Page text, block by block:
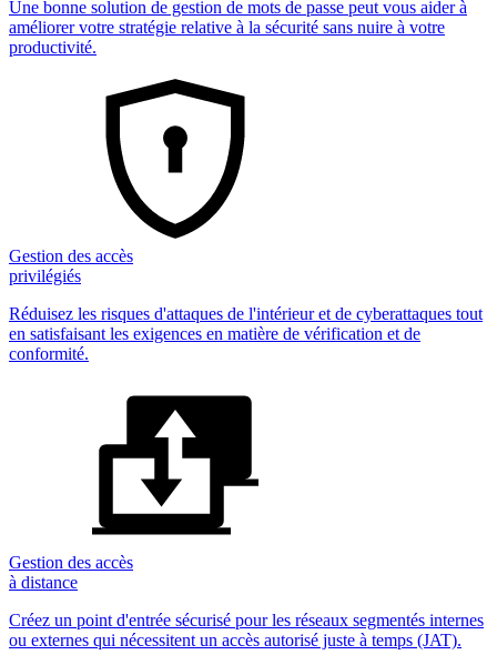
Une bonne solution de gestion de mots de passe peut vous aider à
améliorer votre stratégie relative à la sécurité sans nuire à votre
productivité.
Gestion des accès
privilégiés
Réduisez les risques d'attaques de l'intérieur et de cyberattaques tout
en satisfaisant les exigences en matière de vérification et de
conformité.
Gestion des accès
à distance
Créez un point d'entrée sécurisé pour les réseaux segmentés internes
ou externes qui nécessitent un accès autorisé juste à temps (JAT).